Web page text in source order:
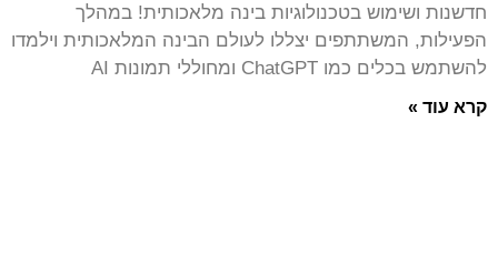
חדשנות ושימוש בטכנולוגיות בינה מלאכותית! במהלך
הפעילות, המשתתפים יצללו לעולם הבינה המלאכותית וילמדו
להשתמש בכלים כמו ChatGPT ומחוללי תמונות AI
קרא עוד »